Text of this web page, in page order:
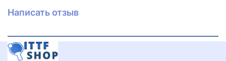
Написать отзыв